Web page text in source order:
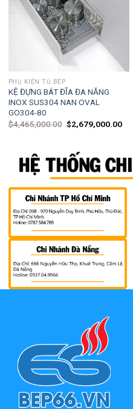
PHỤ KIỆN TỦ BẾP
KỆ ĐỰNG BÁT ĐĨA ĐA NĂNG
INOX SUS304 NAN OVAL
GO304-80
$4,465,000.00 $2,679,000.00